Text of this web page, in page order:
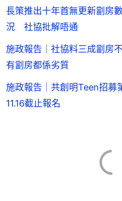
長策推出十年首無更新劏房
況 社協批解唔通
施政報告｜社協料三成劏房
有劏房都係劣質
施政報告｜共創明Teen招
11.16截止報名